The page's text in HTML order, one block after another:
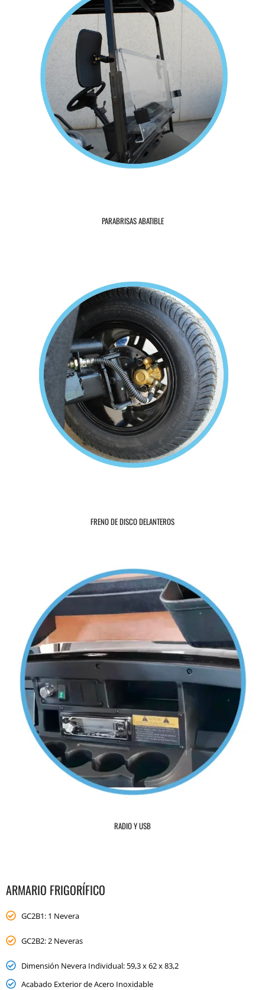
PARABRISAS ABATIBLE
FRENO DE DISCO DELANTEROS
RADIO Y USB
ARMARIO FRIGORÍFICO
GC2B1: 1 Nevera
GC2B2: 2 Neveras
Dimensión Nevera Individual: 59,3 x 62 x 83,2
Acabado Exterior de Acero Inoxidable